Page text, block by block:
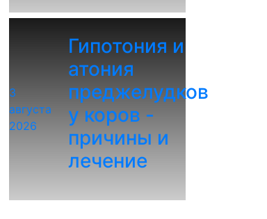
3
августа
2026
Гипотония и
атония
преджелудков
у коров -
причины и
лечение